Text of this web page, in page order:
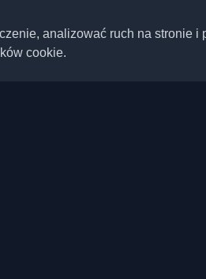
analizować ruch na stronie
cookie.